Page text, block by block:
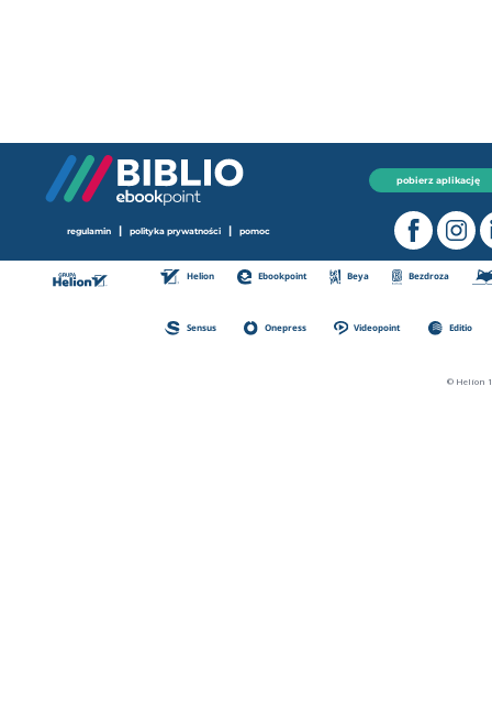
pobierz aplikację
regulamin | polityka prywatności | pomoc
Helion Ebookpoint Beya Bezdroza
Sensus Onepress Videopoint Editio
© Helion